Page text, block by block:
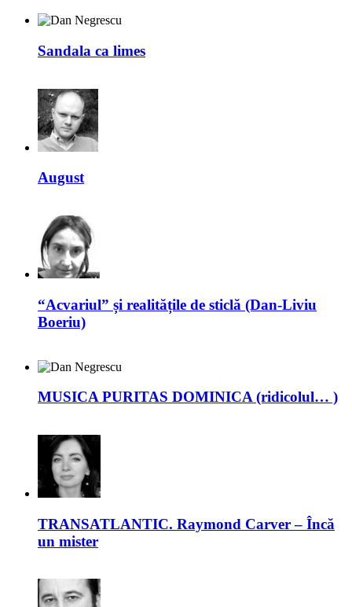
Sandala ca limes
August
“Acvariul” și realitățile de sticlă (Dan-Liviu
Boeriu)
MUSICA PURITAS DOMINICA (ridicolul… )
TRANSATLANTIC. Raymond Carver – Încă
un mister